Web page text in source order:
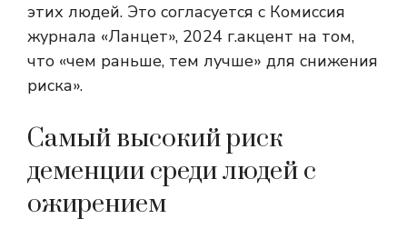
этих людей. Это согласуется с Комиссия
журнала «Ланцет», 2024 г.акцент на том,
что «чем раньше, тем лучше» для снижения
риска».
Самый высокий риск
деменции среди людей с
ожирением